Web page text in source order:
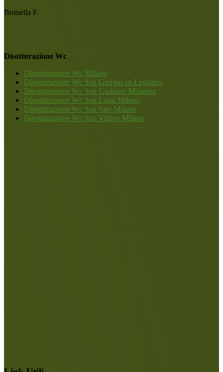
Brunella F.
Disotturazione Wc
Disotturazione Wc Milano
Disotturazione Wc San Giorgio su Legnano
Disotturazione Wc San Giuliano Milanese
Disotturazione Wc San Luigi Milano
Disotturazione Wc San Siro Milano
Disotturazione Wc San Vittore Milano